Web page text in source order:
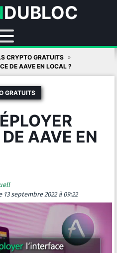
DUBLOC
CRYPTO GRATUITS
DE AAVE EN LOCAL ?
GRATUITS
DE AAVE EN
13 septembre 2022 à 09:22